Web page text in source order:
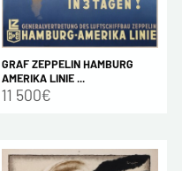
GRAF ZEPPELIN HAMBURG
AMERIKA LINIE ...
11 500€